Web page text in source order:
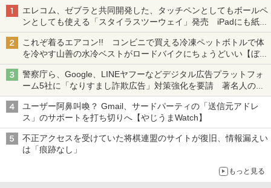
エレコム、ゼブラと共同開発した、タッチペンとしてもボールペ
ンとしても使える「スタイラスツーウェイ」発売 iPadにも紙に
も、持ち替えずに書き込める
これぞ着るエアコン!! コンビニで買える冷凍ペットボトルで体
を冷やす山善の水冷ベストがロードバイクにちょうどいい【ぼっ
ち・ざ・ろーど！その14】【空いた時間でなにしてる？】
警察庁ら、Google、LINEヤフーなどデジタル広告プラットフォ
ーム5社に「なりすまし詐欺広告」対策強化を要請 著名人の写
真や映像を使った投資詐欺などへの対策として
ユーザー阿鼻叫喚？ Gmail、サードパーティの「送信元アドレ
ス」のサポートを打ち切りへ【やじうまWatch】
不正アクセスを受けていた将棋連盟のサイトが復旧、情報漏えい
は「痕跡なし」
もっと見る